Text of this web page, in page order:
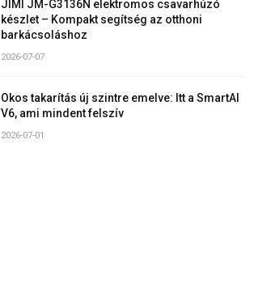
JIMI JM-G3136N elektromos csavarhúzó
készlet – Kompakt segítség az otthoni
barkácsoláshoz
2026-07-07
Okos takarítás új szintre emelve: Itt a SmartAI
V6, ami mindent felszív
2026-07-01